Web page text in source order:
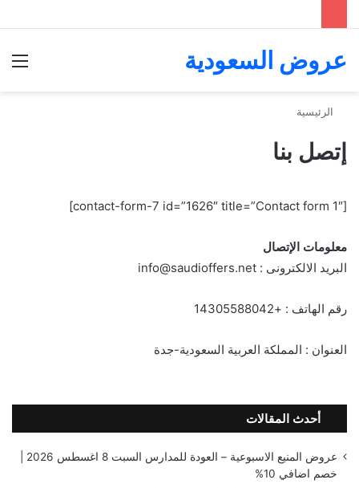
عروض السعودية
الرئيسية
إتصل بنا
[contact-form-7 id=”1626″ title=”Contact form 1″]
معلومات الإتصال
البريد الالكترونى : info@saudioffers.net
رقم الهاتف : +14305588042
العنوان : المملكة العربية السعودية-جدة
أحدث المقالات
خصم اضافي 10%